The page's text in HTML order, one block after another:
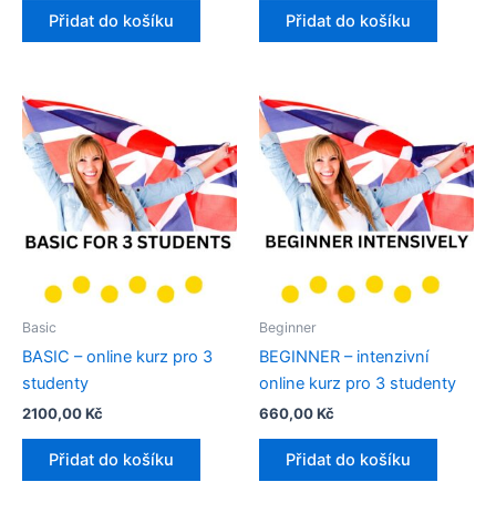
Přidat do košíku Přidat do košíku
Basic
BASIC – online kurz pro 3
studenty
2100,00Kč
Přidat do košíku
Beginner
BEGINNER – intenzivní
online kurz pro 3 studenty​
660,00Kč
Přidat do košíku